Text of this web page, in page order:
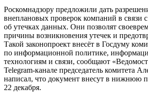
Роскомнадзору предложили дать
внеплановых проверок компаний в связи
об утечках данных. Они позволят
причины возникновения утечек и
Такой законопроект внесёт в Госдуму
по информационной политике,
технологиям и связи, сообщают
Telegram-канале председатель комитета
написал, что документ внесут в нижнюю
22 декабря.